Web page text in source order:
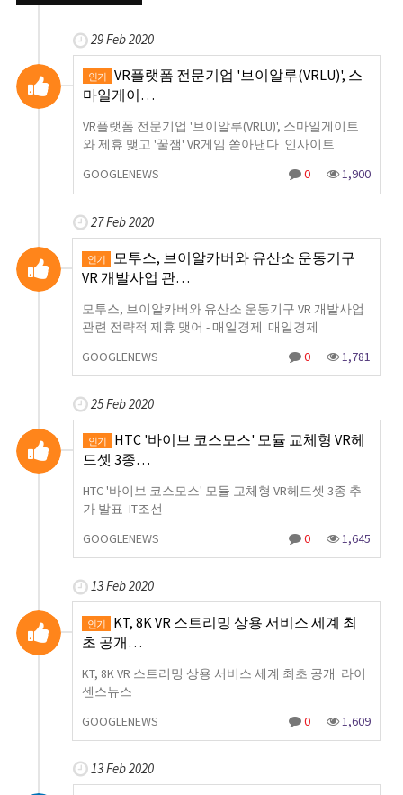
29 Feb 2020
인기
VR플랫폼 전문기업 '브이알루(VRLU)', 스
마일게이…
VR플랫폼 전문기업 '브이알루(VRLU)', 스마일게이트
와 제휴 맺고 '꿀잼' VR게임 쏟아낸다 인사이트
GOOGLENEWS
0 1,900
27 Feb 2020
인기
모투스, 브이알카버와 유산소 운동기구
VR 개발사업 관…
모투스, 브이알카버와 유산소 운동기구 VR 개발사업
관련 전략적 제휴 맺어 - 매일경제 매일경제
GOOGLENEWS
0 1,781
25 Feb 2020
인기
HTC '바이브 코스모스' 모듈 교체형 VR헤
드셋 3종…
HTC '바이브 코스모스' 모듈 교체형 VR헤드셋 3종 추
가 발표 IT조선
GOOGLENEWS
0 1,645
13 Feb 2020
인기
KT, 8K VR 스트리밍 상용 서비스 세계 최
초 공개…
KT, 8K VR 스트리밍 상용 서비스 세계 최초 공개 라이
센스뉴스
GOOGLENEWS
0 1,609
13 Feb 2020